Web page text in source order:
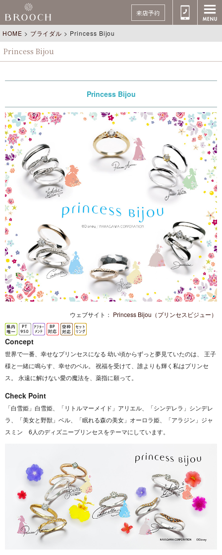
来店予約
HOME > ブライダル > Princess Bijou
Princess Bijou
Princess Bijou
ウェブサイト： Princess Bijou（プリンセスビジュー）
Concept
世界で一番、幸せなプリンセスになる 幼い頃からずっと夢見ていたのは、 王子
様と一緒に鳴らす、幸せのベル。 祝福を受けて、誰よりも輝く私はプリンセ
ス。 永遠に解けない愛の魔法を、薬指に願って。
Check Point
「白雪姫」白雪姫、「リトルマーメイド」アリエル、「シンデレラ」シンデレ
ラ、「美女と野獣」ベル、「眠れる森の美女」オーロラ姫、「アラジン」ジャ
スミン 6人のディズニープリンセスをテーマにしています。